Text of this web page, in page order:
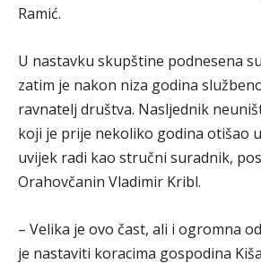
Ramić.
U nastavku skupštine podnesena
zatim je nakon niza godina
ravnatelj društva. Nasljednik
koji je prije nekoliko godina otišao
uvijek radi kao stručni suradnik,
Orahovčanin Vladimir Kribl.
– Velika je ovo čast, ali i ogromna
je nastaviti koracima gospodina